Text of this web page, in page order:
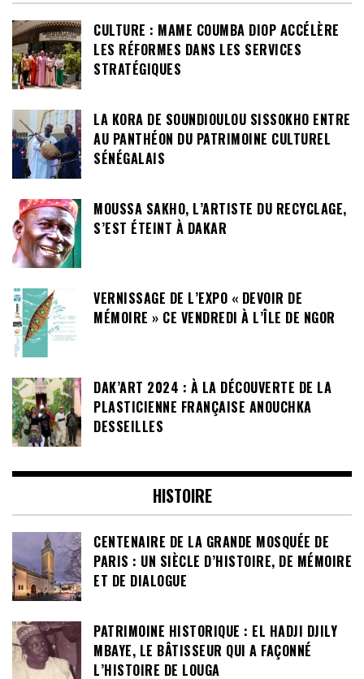
CULTURE : MAME COUMBA DIOP ACCÉLÈRE
LES RÉFORMES DANS LES SERVICES
STRATÉGIQUES
LA KORA DE SOUNDIOULOU SISSOKHO ENTRE
AU PANTHÉON DU PATRIMOINE CULTUREL
SÉNÉGALAIS
MOUSSA SAKHO, L’ARTISTE DU RECYCLAGE,
S’EST ÉTEINT À DAKAR
VERNISSAGE DE L’EXPO « DEVOIR DE
MÉMOIRE » CE VENDREDI À L’ÎLE DE NGOR
DAK’ART 2024 : À LA DÉCOUVERTE DE LA
PLASTICIENNE FRANÇAISE ANOUCHKA
DESSEILLES
HISTOIRE
CENTENAIRE DE LA GRANDE MOSQUÉE DE
PARIS : UN SIÈCLE D’HISTOIRE, DE MÉMOIRE
ET DE DIALOGUE
PATRIMOINE HISTORIQUE : EL HADJI DJILY
MBAYE, LE BÂTISSEUR QUI A FAÇONNÉ
L’HISTOIRE DE LOUGA